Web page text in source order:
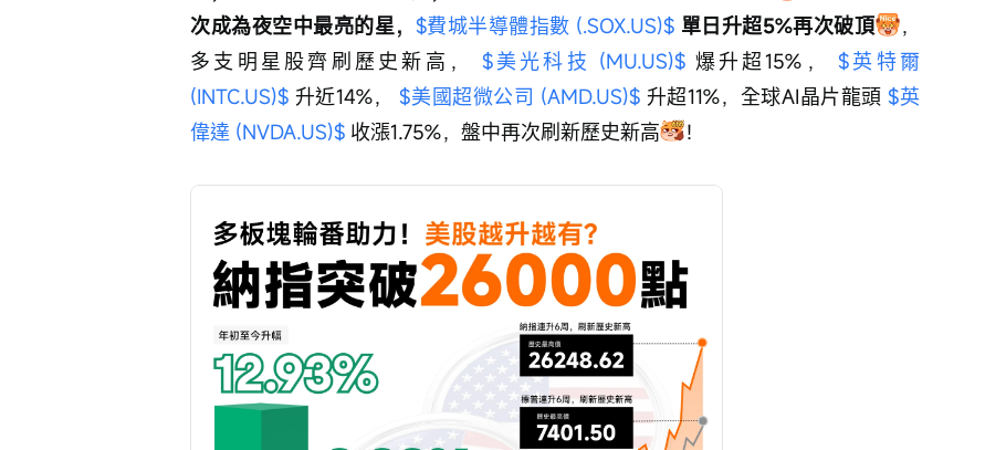
次成為夜空中最亮的星， $費城半導體指數 (.SOX.US)$ 單日升超5%再次破頂
，
多支明星股齊刷歷史新高， $美光科技 (MU.US)$ 爆升超15%， $英特爾
(INTC.US)$ 升近14%， $美國超微公司 (AMD.US)$ 升超11%，全球AI晶片龍頭 $英
偉達 (NVDA.US)$ 收漲1.75%，盤中再次刷新歷史新高 ！